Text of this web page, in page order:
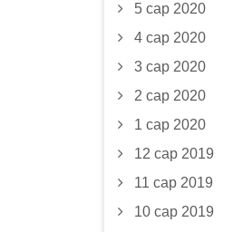
5 сар 2020
4 сар 2020
3 сар 2020
2 сар 2020
1 сар 2020
12 сар 2019
11 сар 2019
10 сар 2019